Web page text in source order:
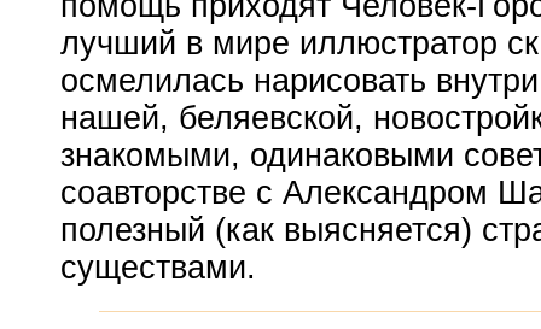
лучший в мире иллюстратор
осмелилась нарисовать
нашей, беляевской,
знакомыми, одинаковыми
соавторстве с Александром
полезный (как выясняется)
существами.